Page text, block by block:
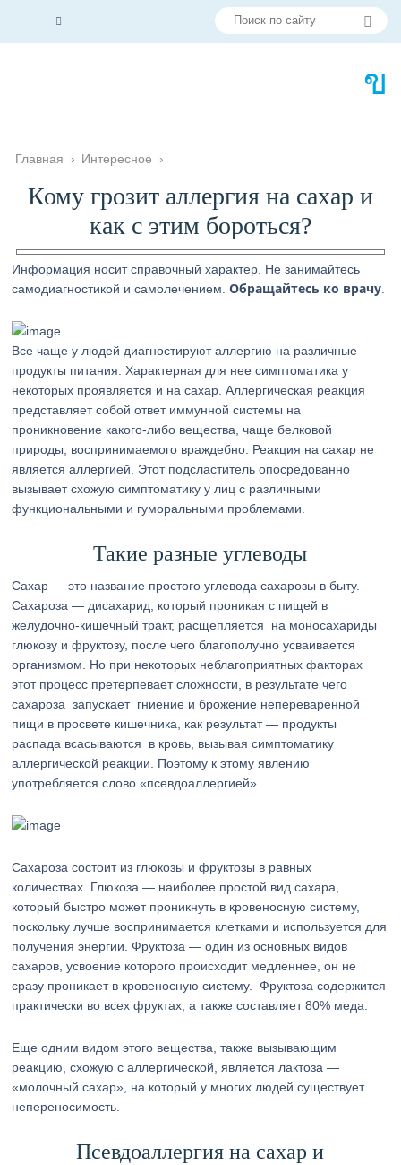
Главная › Интересное ›
Кому грозит аллергия на сахар и
как с этим бороться?
Информация носит справочный характер. Не занимайтесь
самодиагностикой и самолечением.Обращайтесь ко врачу
Все чаще у людей диагностируют аллергию на различные
продукты питания. Характерная для нее симптоматика у
некоторых проявляется и на сахар. Аллергическая реакция
представляет собой ответ иммунной системы на
проникновение какого-либо вещества, чаще белковой
природы, воспринимаемого враждебно. Реакция на сахар не
является аллергией. Этот подсластитель опосредованно
вызывает схожую симптоматику у лиц с различными
функциональными и гуморальными проблемами.
Такие разные углеводы
Сахар — это название простого углевода сахарозы в быту.
Сахароза — дисахарид, который проникая с пищей в
желудочно-кишечный тракт, расщепляется на моносахариды
глюкозу и фруктозу, после чего благополучно усваивается
организмом. Но при некоторых неблагоприятных факторах
этот процесс претерпевает сложности, в результате чего
сахароза запускает гниение и брожение непереваренной
пищи в просвете кишечника, как результат — продукты
распада всасываются в кровь, вызывая симптоматику
аллергической реакции. Поэтому к этому явлению
употребляется слово «псевдоаллергией».
Сахароза состоит из глюкозы и фруктозы в равных
количествах. Глюкоза — наиболее простой вид сахара,
который быстро может проникнуть в кровеносную систему,
поскольку лучше воспринимается клетками и используется для
получения энергии. Фруктоза — один из основных видов
сахаров, усвоение которого происходит медленнее, он не
сразу проникает в кровеносную систему. Фруктоза содержится
практически во всех фруктах, а также составляет 80% меда.
Еще одним видом этого вещества, также вызывающим
реакцию, схожую с аллергической, является лактоза —
«молочный сахар», на который у многих людей существует
непереносимость.
Псевдоаллергия на сахар и